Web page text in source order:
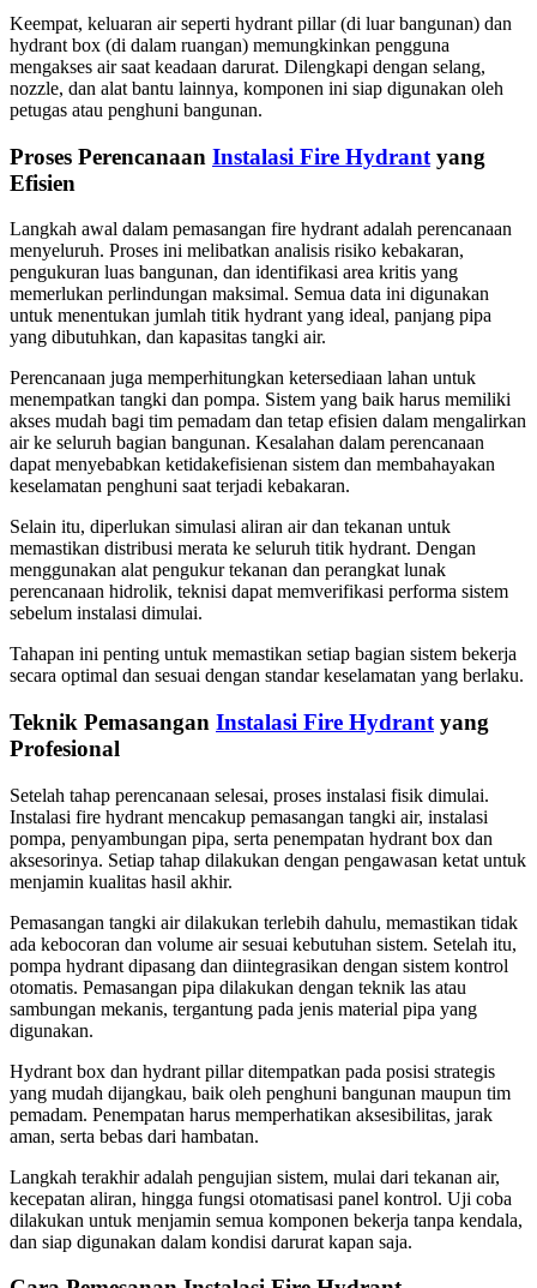
Keempat, keluaran air seperti hydrant pillar (di luar bangunan) dan
hydrant box (di dalam ruangan) memungkinkan pengguna
mengakses air saat keadaan darurat. Dilengkapi dengan selang,
nozzle, dan alat bantu lainnya, komponen ini siap digunakan oleh
petugas atau penghuni bangunan.
Proses Perencanaan Instalasi Fire Hydrant yang
Efisien
Langkah awal dalam pemasangan fire hydrant adalah perencanaan
menyeluruh. Proses ini melibatkan analisis risiko kebakaran,
pengukuran luas bangunan, dan identifikasi area kritis yang
memerlukan perlindungan maksimal. Semua data ini digunakan
untuk menentukan jumlah titik hydrant yang ideal, panjang pipa
yang dibutuhkan, dan kapasitas tangki air.
Perencanaan juga memperhitungkan ketersediaan lahan untuk
menempatkan tangki dan pompa. Sistem yang baik harus memiliki
akses mudah bagi tim pemadam dan tetap efisien dalam mengalirkan
air ke seluruh bagian bangunan. Kesalahan dalam perencanaan
dapat menyebabkan ketidakefisienan sistem dan membahayakan
keselamatan penghuni saat terjadi kebakaran.
Selain itu, diperlukan simulasi aliran air dan tekanan untuk
memastikan distribusi merata ke seluruh titik hydrant. Dengan
menggunakan alat pengukur tekanan dan perangkat lunak
perencanaan hidrolik, teknisi dapat memverifikasi performa sistem
sebelum instalasi dimulai.
Tahapan ini penting untuk memastikan setiap bagian sistem bekerja
secara optimal dan sesuai dengan standar keselamatan yang berlaku.
Teknik Pemasangan Instalasi Fire Hydrant yang
Profesional
Setelah tahap perencanaan selesai, proses instalasi fisik dimulai.
Instalasi fire hydrant mencakup pemasangan tangki air, instalasi
pompa, penyambungan pipa, serta penempatan hydrant box dan
aksesorinya. Setiap tahap dilakukan dengan pengawasan ketat untuk
menjamin kualitas hasil akhir.
Pemasangan tangki air dilakukan terlebih dahulu, memastikan tidak
ada kebocoran dan volume air sesuai kebutuhan sistem. Setelah itu,
pompa hydrant dipasang dan diintegrasikan dengan sistem kontrol
otomatis. Pemasangan pipa dilakukan dengan teknik las atau
sambungan mekanis, tergantung pada jenis material pipa yang
digunakan.
Hydrant box dan hydrant pillar ditempatkan pada posisi strategis
yang mudah dijangkau, baik oleh penghuni bangunan maupun tim
pemadam. Penempatan harus memperhatikan aksesibilitas, jarak
aman, serta bebas dari hambatan.
Langkah terakhir adalah pengujian sistem, mulai dari tekanan air,
kecepatan aliran, hingga fungsi otomatisasi panel kontrol. Uji coba
dilakukan untuk menjamin semua komponen bekerja tanpa kendala,
dan siap digunakan dalam kondisi darurat kapan saja.